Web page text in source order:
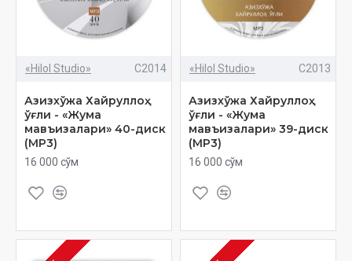
«Hilol Studio» C2014
Азизхўжа Хайруллоҳ
ўғли - «Жума
мавъизалари» 40-диск
(МР3)
16 000 сўм
«Hilol Studio» C2013
Азизхўжа Хайруллоҳ
ўғли - «Жума
мавъизалари» 39-диск
(МР3)
16 000 сўм